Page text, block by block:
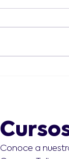
Conoce a